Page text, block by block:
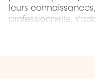
leurs
professionnelle,
technologies,